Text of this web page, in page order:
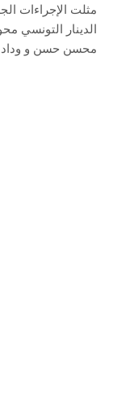
مثلت الإجراءات
الدينار التونسي
محسن حسن و